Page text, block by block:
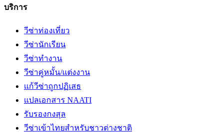
บริการ
วีซ่าท่องเที่ยว
วีซ่านักเรียน
วีซ่าทำงาน
วีซ่าคู่หมั้น/แต่งงาน
แก้วีซ่าถูกปฏิเสธ
แปลเอกสาร NAATI
รับรองกงสุล
วีซ่าเข้าไทยสำหรับชาวต่างชาติ